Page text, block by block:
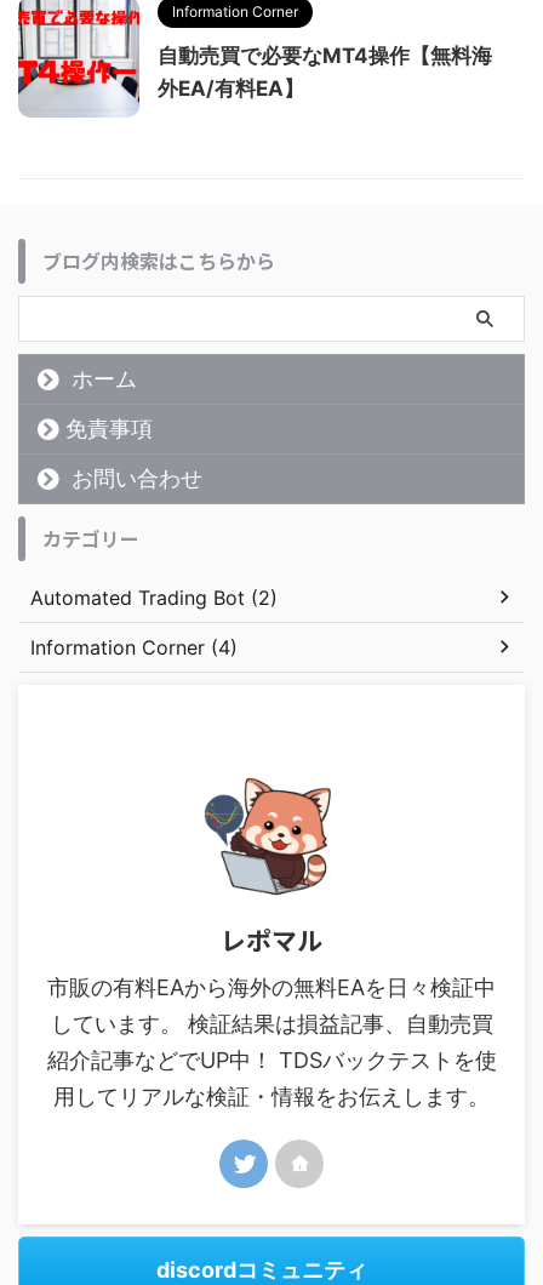
Information Corner
自動売買で必要なMT4操作【無料海
外EA/有料EA】
ブログ内検索はこちらから
ホーム
免責事項
お問い合わせ
カテゴリー
Automated Trading Bot (2)
Information Corner (4)
レポマル
市販の有料EAから海外の無料EAを日々検証中
しています。 検証結果は損益記事、自動売買
紹介記事などでUP中！ TDSバックテストを使
用してリアルな検証・情報をお伝えします。
discordコミュニティ